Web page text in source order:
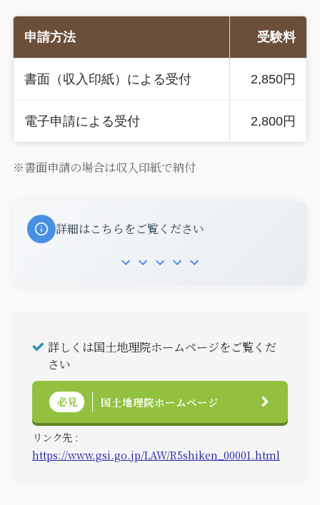
申請方法 受験料
書面（収入印紙）による受付 2,850円
電子申請による受付 2,800円
※書面申請の場合は収入印紙で納付
詳細はこちらをご覧ください
詳しくは国土地理院ホームページをご覧くだ
さい
必見 国土地理院ホームページ
リンク先 :
https://www.gsi.go.jp/LAW/R5shiken_00001.html